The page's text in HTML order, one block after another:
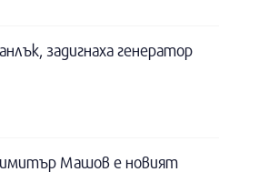
задигнаха генератор
Машов е новият